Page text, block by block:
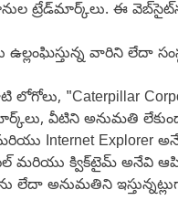
ట్రేడ్‌మార్క్‌లు. ఈ
ఉల్లంఘిస్తున్న వారిని లేదా
లోగోలు, "Caterpillar
వీటిని అనుమతి
Internet Explorer
మరియు క్విక్‌టైమ్ అనేవి
అనుమతిని